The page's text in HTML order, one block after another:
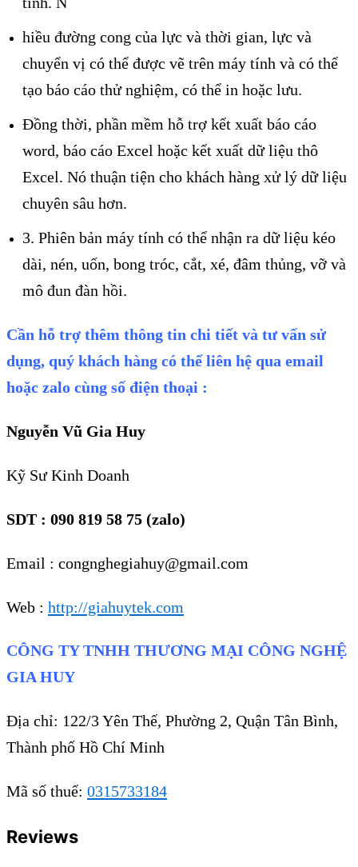
hiều đường cong của lực và thời gian, lực và
chuyển vị có thể được vẽ trên máy tính và có thể
tạo báo cáo thử nghiệm, có thể in hoặc lưu.
Đồng thời, phần mềm hỗ trợ kết xuất báo cáo
word, báo cáo Excel hoặc kết xuất dữ liệu thô
Excel. Nó thuận tiện cho khách hàng xử lý dữ liệu
chuyên sâu hơn.
3. Phiên bản máy tính có thể nhận ra dữ liệu kéo
dài, nén, uốn, bong tróc, cắt, xé, đâm thủng, vỡ và
mô đun đàn hồi.
Cần hỗ trợ thêm thông tin chi tiết và tư vấn sử
dụng, quý khách hàng có thể liên hệ qua email
hoặc zalo cùng số điện thoại :
Nguyễn Vũ Gia Huy
Kỹ Sư Kinh Doanh
SDT : 090 819 58 75 (zalo)
Email : congnghegiahuy@gmail.com
Web : http://giahuytek.com
CÔNG TY TNHH THƯƠNG MẠI CÔNG NGHỆ
GIA HUY
Địa chỉ: 122/3 Yên Thế, Phường 2, Quận Tân Bình,
Thành phố Hồ Chí Minh
Mã số thuế: 0315733184
Reviews